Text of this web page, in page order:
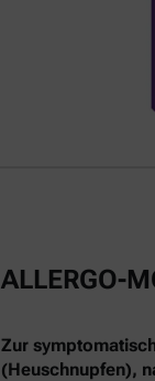
ALLERGO-
Zur
(Heuschnupfen),